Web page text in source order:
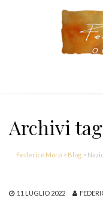
Archivi
Federico Moro > Blog >
11 LUGLIO 2022